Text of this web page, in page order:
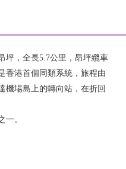
坪，全長5.7公里，昂坪纜車
香港首個同類系統，旅程由
機場島上的轉向站，在折回
一。